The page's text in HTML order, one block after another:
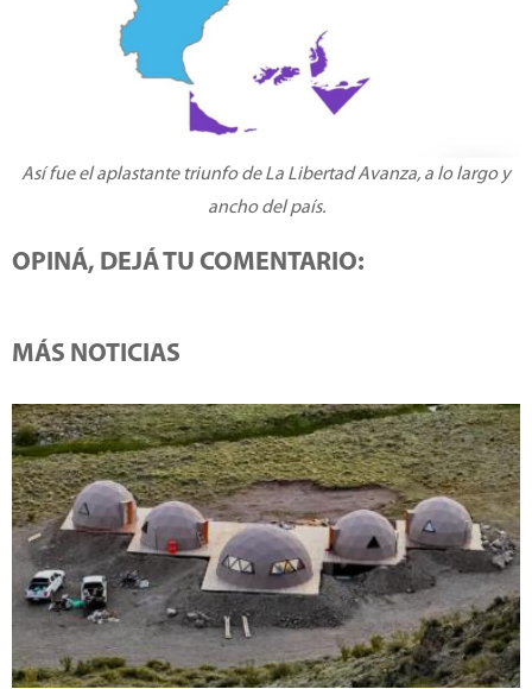
Así fue el aplastante triunfo de La Libertad Avanza, a lo largo y
ancho del país.
OPINÁ, DEJÁ TU COMENTARIO:
MÁS NOTICIAS